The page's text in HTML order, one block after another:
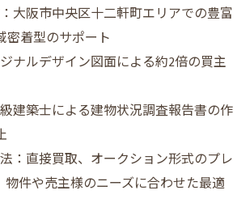
書でトラブルを未然に防ぐポイン
査とプレミアム不動産売却の関係性
住宅の建物調査が選ばれる理由
案が売却価格を上げる理由を解説
ム提案で売却価格が上がる仕組み
真で伝わる新生活イメージの効果
大阪市中央区十二軒町エリアでの豊富
密着型のサポート
ナルデザイン図面による約2倍の買主
建築士による建物状況調査報告書の作
：直接買取、オークション形式のプレ
物件や売主様のニーズに合わせた最適